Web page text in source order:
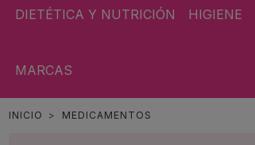
DIETÉTICA Y NUTRICIÓN HIGIENE
MARCAS
INICIO MEDICAMENTOS